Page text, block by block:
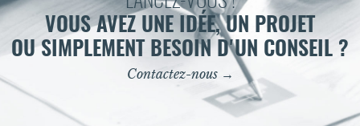
VOUS AVEZ UNE IDÉE, UN PROJET
OU SIMPLEMENT BESOIN D'UN CONSEIL ?
Contactez-nous →